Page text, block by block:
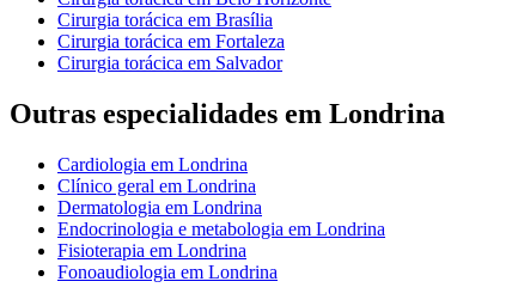
Cirurgia torácica em Brasília
Cirurgia torácica em Fortaleza
Cirurgia torácica em Salvador
Outras especialidades em Londrina
Cardiologia em Londrina
Clínico geral em Londrina
Dermatologia em Londrina
Endocrinologia e metabologia em Londrina
Fisioterapia em Londrina
Fonoaudiologia em Londrina